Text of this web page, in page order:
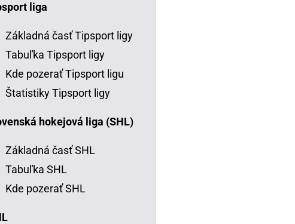
liga
Základná časť Tipsport ligy
Tabuľka Tipsport ligy
Kde pozerať Tipsport ligu
Štatistiky Tipsport ligy
hokejová liga (SHL)
Základná časť SHL
Tabuľka SHL
Kde pozerať SHL